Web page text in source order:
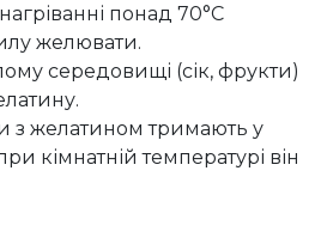
понад 70°C
желювати.
середовищі (сік, фрукти)
з желатином тримають у
кімнатній температурі він